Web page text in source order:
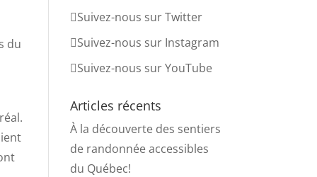
Suivez-nous sur Twitter
Suivez-nous sur Instagram
Suivez-nous sur YouTube
Articles récents
À la découverte des sentiers
de randonnée accessibles
du Québec!